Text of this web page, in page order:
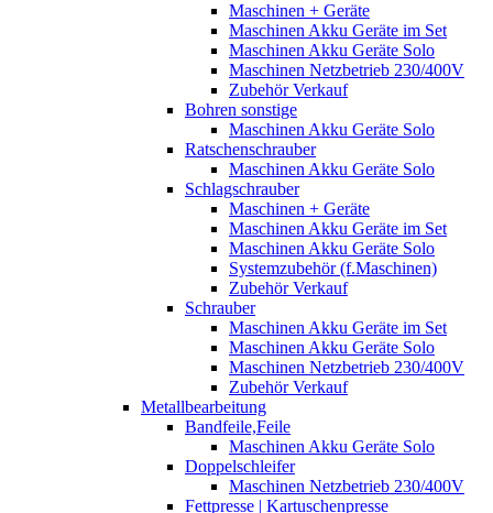
Maschinen + Geräte
Maschinen Akku Geräte im Set
Maschinen Akku Geräte Solo
Maschinen Netzbetrieb 230/400V
Zubehör Verkauf
Bohren sonstige
Maschinen Akku Geräte Solo
Ratschenschrauber
Maschinen Akku Geräte Solo
Schlagschrauber
Maschinen + Geräte
Maschinen Akku Geräte im Set
Maschinen Akku Geräte Solo
Systemzubehör (f.Maschinen)
Zubehör Verkauf
Schrauber
Maschinen Akku Geräte im Set
Maschinen Akku Geräte Solo
Maschinen Netzbetrieb 230/400V
Zubehör Verkauf
Metallbearbeitung
Bandfeile,Feile
Maschinen Akku Geräte Solo
Doppelschleifer
Maschinen Netzbetrieb 230/400V
Fettpresse | Kartuschenpresse